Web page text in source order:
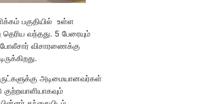
பகுதியில் உள்ள
வந்தது. 5 பேரையும்
விசாரணைக்கு
அடிமையானவர்கள்